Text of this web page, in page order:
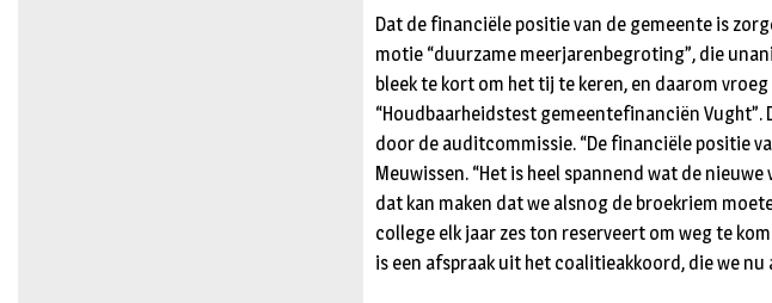
Dat de financiële positie van de gemeente is
motie “duurzame meerjarenbegroting”, die
bleek te kort om het tij te keren, en daarom
“Houdbaarheidstest gemeentefinanciën
door de auditcommissie. “De financiële positie
Meuwissen. “Het is heel spannend wat de
dat kan maken dat we alsnog de broekriem
college elk jaar zes ton reserveert om weg te
is een afspraak uit het coalitieakkoord, die we